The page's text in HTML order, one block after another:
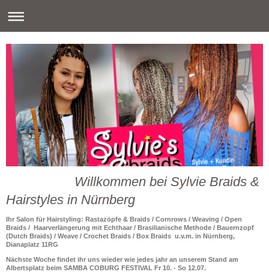
Willkommen bei Sylvie Braids &
Hairstyles in Nürnberg
Ihr Salon für Hairstyling: Rastazöpfe & Braids / Cornrows / Weaving / Open
Braids / Haarverlängerung mit Echthaar / Brasilianische Methode / Bauernzopf
(Dutch Braids) / Weave / Crochet Braids / Box Braids u.v.m. in Nürnberg,
Dianaplatz 11RG
Nächste Woche findet ihr uns wieder wie jedes jahr an unserem Stand am
Albertsplatz beim SAMBA COBURG FESTIVAL Fr 10. - So 12.07.